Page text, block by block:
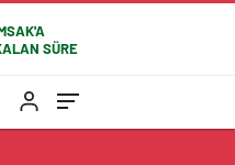
SÜRE